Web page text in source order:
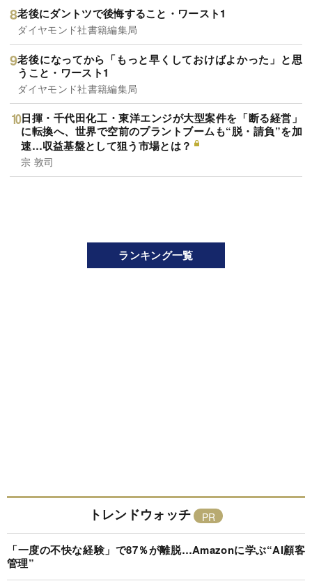
老後にダントツで後悔すること・ワースト1
ダイヤモンド社書籍編集局
老後になってから「もっと早くしておけばよかった」と思
うこと・ワースト1
ダイヤモンド社書籍編集局
日揮・千代田化工・東洋エンジが大型案件を「断る経営」
に転換へ、世界で空前のプラントブームも“脱・請負”を加
速…収益基盤として狙う市場とは？
宗 敦司
ランキング一覧
トレンドウォッチ
「一度の不快な経験」で87％が離脱…Amazonに学ぶ“AI顧客
管理”